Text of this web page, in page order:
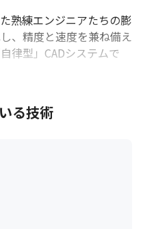
熟練エンジニアたちの膨
、精度と速度を兼ね備え
律型」CADシステムで
る技術